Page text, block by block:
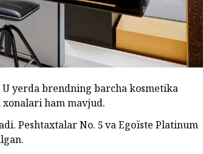
yerda brendning barcha kosmetika
ham mavjud.
Peshtaxtalar No. 5 va Egoïste Platinum